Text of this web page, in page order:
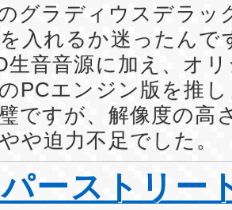
グラディウスデラッ
入れるか迷ったんで
生音音源に加え、オ
PCエンジン版を推
ですが、解像度の高
や迫力不足でした。
ーストリー